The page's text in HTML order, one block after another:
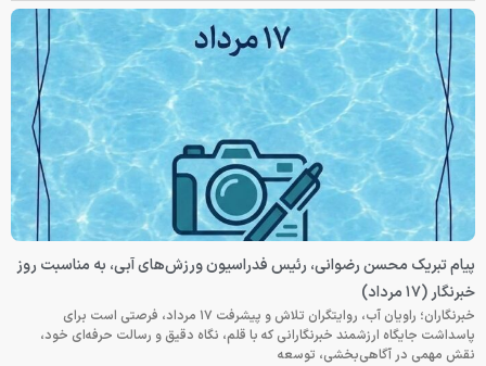
پیام تبریک محسن رضوانی، رئیس فدراسیون ورزش‌های آبی، به مناسبت روز
خبرنگار (۱۷ مرداد)
خبرنگاران؛ راویان آب، روایتگران تلاش و پیشرفت ۱۷ مرداد، فرصتی است برای
پاسداشت جایگاه ارزشمند خبرنگارانی که با قلم، نگاه دقیق و رسالت حرفه‌ای خود،
نقش مهمی در آگاهی‌بخشی، توسعه